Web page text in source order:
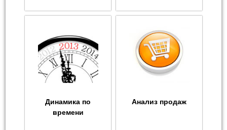
Динамика по
времени
Анализ продаж